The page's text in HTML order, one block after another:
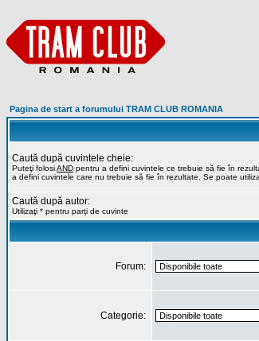
Pagina de start a forumului TRAM CLUB ROMANIA
Caută după cuvintele cheie:
Puteţi folosiAND pentru a defini cuvintele ce trebuie să fie în
a defini cuvintele care nu trebuie să fie în rezultate. Se poate
Caută după autor:
Utilizaţi * pentru parţi de cuvinte
Forum:
Categorie: